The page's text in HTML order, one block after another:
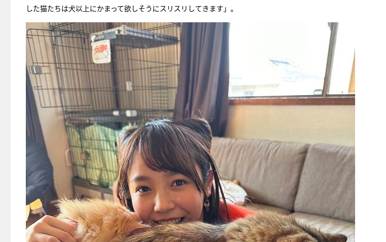
した猫たちは犬以上にかまって欲しそうにスリスリしてきます」。